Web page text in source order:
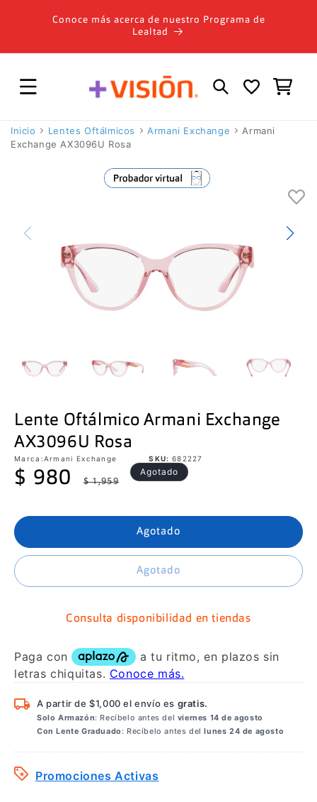
directamenteConoce más acerca de nuestro Programa de
Lealtad
Carrito
Inicio Lentes Oftálmicos Armani Exchange
Armani
Exchange AX3096U Rosa
Lente Oftálmico Armani Exchange
AX3096U Rosa
Marca:Armani Exchange SKU: 682227
Precio
de
$ 980
habitual
$ 1,959
Agotado
Agotado
Agotado
Consulta disponibilidad en tiendas
A partir de $1,000 el envío es gratis.
Solo Armazón: Recíbelo antes del viernes 14 de agosto
Con Lente Graduado: Recíbelo antes del lunes 24 de agosto
Promociones Activas